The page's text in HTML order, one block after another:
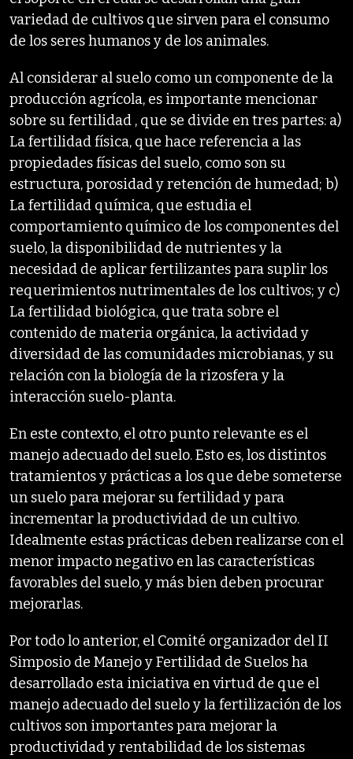
variedad de cultivos que sirven para el consumo
de los seres humanos y de los animales.
Al considerar al suelo como un componente de la
producción agrícola, es importante mencionar
sobre su fertilidad , que se divide en tres partes: a)
La fertilidad física, que hace referencia a las
propiedades físicas del suelo, como son su
estructura, porosidad y retención de humedad; b)
La fertilidad química, que estudia el
comportamiento químico de los componentes del
suelo, la disponibilidad de nutrientes y la
necesidad de aplicar fertilizantes para suplir los
requerimientos nutrimentales de los cultivos; y c)
La fertilidad biológica, que trata sobre el
contenido de materia orgánica, la actividad y
diversidad de las comunidades microbianas, y su
relación con la biología de la rizosfera y la
interacción suelo-planta.
En este contexto, el otro punto relevante es el
manejo adecuado del suelo. Esto es, los distintos
tratamientos y prácticas a los que debe someterse
un suelo para mejorar su fertilidad y para
incrementar la productividad de un cultivo.
Idealmente estas prácticas deben realizarse con el
menor impacto negativo en las características
favorables del suelo, y más bien deben procurar
mejorarlas.
Por todo lo anterior, el Comité organizador del II
Simposio de Manejo y Fertilidad de Suelos ha
desarrollado esta iniciativa en virtud de que el
manejo adecuado del suelo y la fertilización de los
cultivos son importantes para mejorar la
productividad y rentabilidad de los sistemas